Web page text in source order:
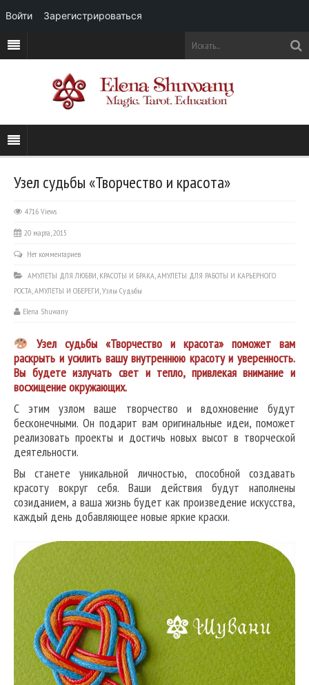
Узел судьбы «Творчество и красота»
4716 Views
20 марта, 2015
Нет комментариев
АМУЛЕТЫ ДЛЯ ЛЮБВИ, КРАСОТЫ И БРАКА,АМУЛЕТЫ ДЛЯ РАБОТЫ И КАРЬЕРНОГО
РОСТА,АМУЛЕТЫ И ОБЕРЕГИ,Узлы Судьбы
Elena Shuwany
Узел судьбы «Творчество и красота» поможет вам
раскрыть и усилить вашу внутреннюю красоту и уверенность.
Вы будете излучать свет и тепло, привлекая внимание и
восхищение окружающих.
С этим узлом ваше творчество и вдохновение будут
бесконечными. Он подарит вам оригинальные идеи, поможет
реализовать проекты и достичь новых высот в творческой
деятельности.
Вы станете уникальной личностью, способной создавать
красоту вокруг себя. Ваши действия будут наполнены
созиданием, а ваша жизнь будет как произведение искусства,
каждый день добавляющее новые яркие краски.
Войти Зарегистрироваться